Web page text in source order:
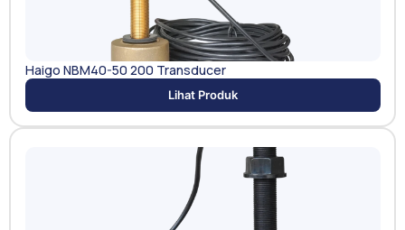
Haigo NBM40-50 200 Transducer
Lihat Produk